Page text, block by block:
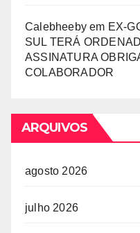
Calebheeby em EX-
SUL TERÁ
ASSINATURA
COLABORADOR
ARQUIVOS
agosto 2026
julho 2026